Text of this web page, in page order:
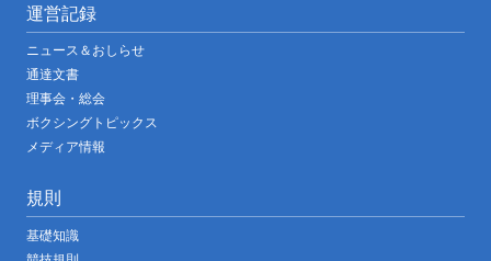
運営記録
ニュース＆おしらせ
通達文書
理事会・総会
ボクシングトピックス
メディア情報
規則
基礎知識